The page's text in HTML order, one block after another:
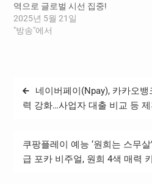
역으로 글로벌 시선 집중!
2025년 5월 21일
"방송"에서
글
탐
네이버페이(Npay), 카카오
력 강화…사업자 대출 비교 등 제
쿠팡플레이 예능 ‘원희는 스무살
급 포카 비주얼, 원희 4색 매력